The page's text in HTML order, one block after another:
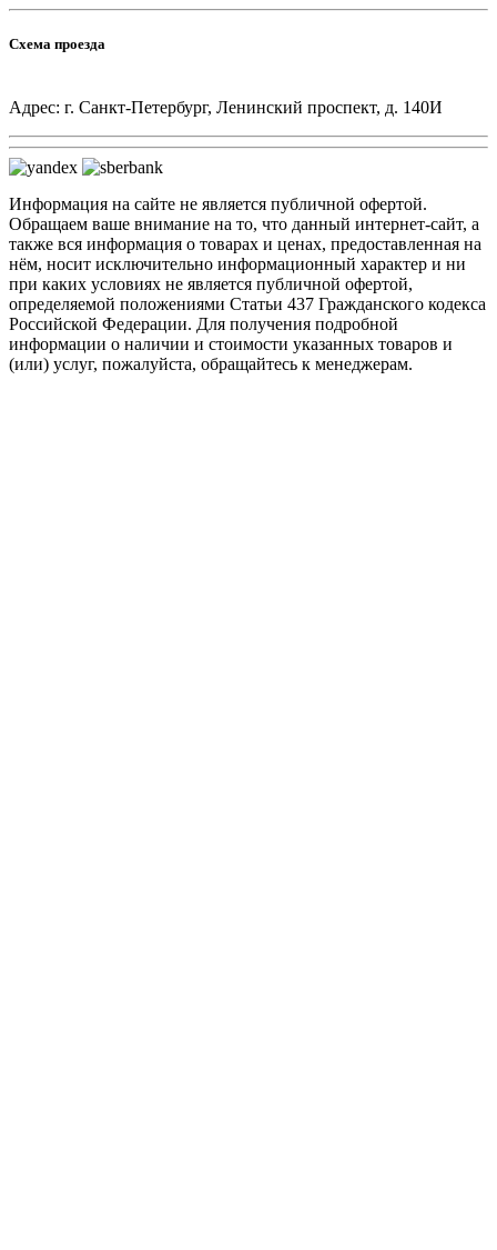
Схема проезда
Адрес: г. Санкт-Петербург, Ленинский проспект, д. 140И
Информация на сайте не является публичной офертой.
Обращаем ваше внимание на то, что данный интернет-сайт, а
также вся информация о товарах и ценах, предоставленная на
нём, носит исключительно информационный характер и ни
при каких условиях не является публичной офертой,
определяемой положениями Статьи 437 Гражданского кодекса
Российской Федерации. Для получения подробной
информации о наличии и стоимости указанных товаров и
(или) услуг, пожалуйста, обращайтесь к менеджерам.